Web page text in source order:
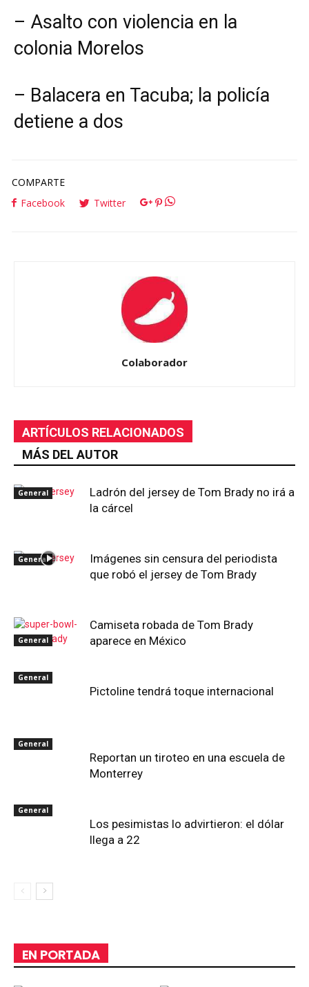
– Asalto con violencia en la
colonia Morelos
– Balacera en Tacuba; la policía
detiene a dos
COMPARTE
Facebook
Twitter
Colaborador
ARTÍCULOS RELACIONADOS
MÁS DEL AUTOR
General
Ladrón del jersey de Tom Brady no irá a
la cárcel
General
Imágenes sin censura del periodista
que robó el jersey de Tom Brady
General
Camiseta robada de Tom Brady
aparece en México
General
Pictoline tendrá toque internacional
General
Reportan un tiroteo en una escuela de
Monterrey
General
Los pesimistas lo advirtieron: el dólar
llega a 22
EN PORTADA